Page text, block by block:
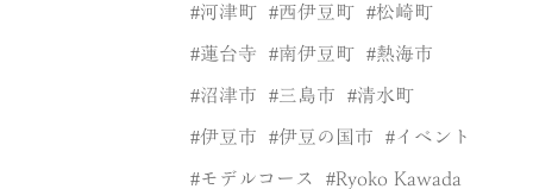
河津町 西伊豆町 松崎町
蓮台寺 南伊豆町 熱海市
沼津市 三島市 清水町
伊豆市 伊豆の国市 イベント
モデルコース Ryoko Kawada